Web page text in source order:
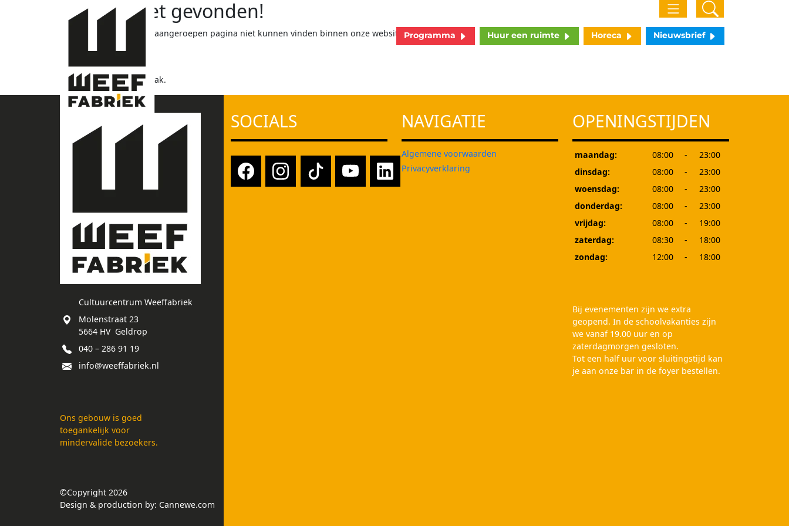
Programma Huur een ruimte Horeca Nieuwsbrief
Pagina niet gevonden!
Helaas hebben we de aangeroepen pagina niet kunnen vinden binnen onze website.
Sorry voor het ongemak.
Cultuurcentrum Weeffabriek
Molenstraat 23
5664 HV Geldrop
040 – 286 91 19
info@weeffabriek.nl
Ons gebouw is goed
toegankelijk voor
mindervalide bezoekers.
SOCIALS NAVIGATIE
Algemene voorwaarden
Privacyverklaring
OPENINGSTIJDEN
maandag: 08:00 -
23:00
dinsdag:
08:00 -
23:00
woensdag:
08:00 -
23:00
donderdag:
08:00 -
23:00
vrijdag:
08:00 -
19:00
zaterdag:
08:30 -
18:00
zondag:
12:00 - 18:00
Bij evenementen zijn we extra
geopend. In de schoolvakanties zijn
we vanaf 19.00 uur en op
zaterdagmorgen gesloten.
Tot een half uur voor sluitingstijd kan
je aan onze bar in de foyer bestellen.
©Copyright 2026
Design & production by: Cannewe.com